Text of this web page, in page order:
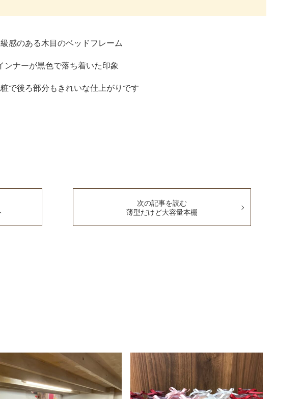
感のある木目のベッドフレーム
ンナーが黒色で落ち着いた印象
で後ろ部分もきれいな仕上がりです
次の記事を読む
薄型だけど大容量本棚